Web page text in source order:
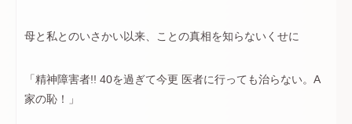
母と私とのいさかい以来、ことの真相を知らないくせに
「精神障害者!! 40を過ぎて今更 医者に行っても治らない。A
家の恥！」